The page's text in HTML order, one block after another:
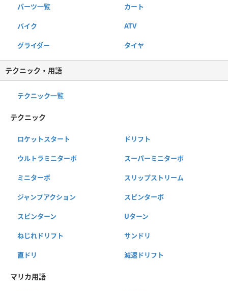
パーツ一覧 カート
バイク ATV
グライダー タイヤ
テクニック・用語
テクニック一覧
テクニック
ロケットスタート ドリフト
ウルトラミニターボ スーパーミニターボ
ミニターボ スリップストリーム
ジャンプアクション スピンターボ
スピンターン Uターン
ねじれドリフト サンドリ
直ドリ 減速ドリフト
マリカ用語